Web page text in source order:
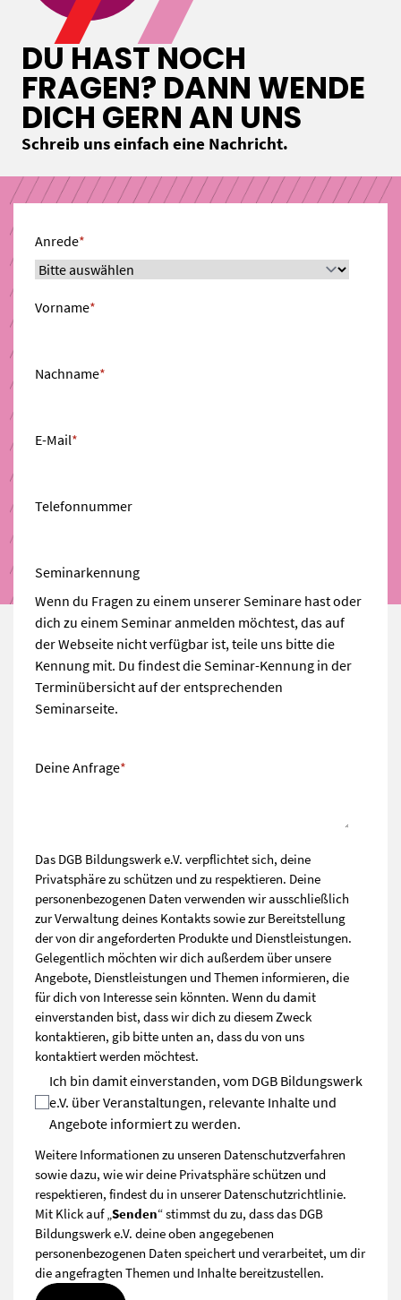
DU HAST NOCH
FRAGEN? DANN WENDE
DICH GERN AN UNS
Schreib uns einfach eine Nachricht.
Anrede*
Vorname*
Nachname*
E-Mail*
Telefonnummer
Seminarkennung
Wenn du Fragen zu einem unserer Seminare hast oder
dich zu einem Seminar anmelden möchtest, das auf
der Webseite nicht verfügbar ist, teile uns bitte die
Kennung mit. Du findest die Seminar-Kennung in der
Terminübersicht auf der entsprechenden
Seminarseite.
Deine Anfrage*
Das DGB Bildungswerk e.V. verpflichtet sich, deine
Privatsphäre zu schützen und zu respektieren. Deine
personenbezogenen Daten verwenden wir ausschließlich
zur Verwaltung deines Kontakts sowie zur Bereitstellung
der von dir angeforderten Produkte und Dienstleistungen.
Gelegentlich möchten wir dich außerdem über unsere
Angebote, Dienstleistungen und Themen informieren, die
für dich von Interesse sein könnten. Wenn du damit
einverstanden bist, dass wir dich zu diesem Zweck
kontaktieren, gib bitte unten an, dass du von uns
kontaktiert werden möchtest.
Ich bin damit einverstanden, vom DGB Bildungswerk
e.V. über Veranstaltungen, relevante Inhalte und
Angebote informiert zu werden.
Weitere Informationen zu unseren Datenschutzverfahren
sowie dazu, wie wir deine Privatsphäre schützen und
respektieren, findest du in unsererDatenschutzrichtlinie.
Mit Klick auf „Senden“ stimmst du zu, dass das DGB
Bildungswerk e.V. deine oben angegebenen
personenbezogenen Daten speichert und verarbeitet, um dir
die angefragten Themen und Inhalte bereitzustellen.